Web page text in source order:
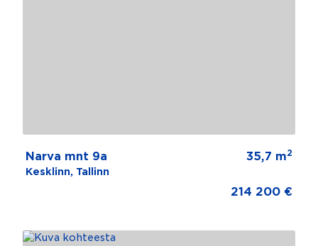
Narva mnt 9a
Kesklinn, Tallinn
35,7 m2
214 200 €